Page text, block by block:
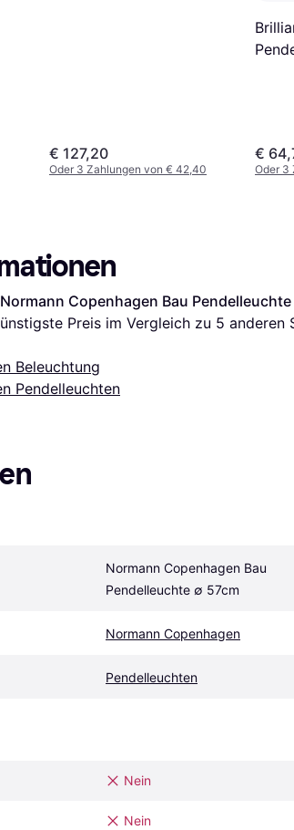
€ 127,20
Oder 3 Zahlungen von € 42,40
€
Oder 3
Normann Copenhagen Bau
Preis im Vergleich zu 5 anderen
Beleuchtung
Pendelleuchten
Normann Copenhagen Bau
Pendelleuchte ∅ 57cm
Normann Copenhagen
Pendelleuchten
Nein
Nein